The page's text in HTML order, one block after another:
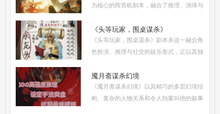
为核心的阵营机制本，融合了推理、演绎与
是新手还是老玩家，都能在这场充满诡谲风
云的宴会中
《头等玩家，围桌谋杀》
《头等玩家，围桌谋杀》剧本杀这一融合角
色扮演、推理与社交的娱乐形式，正以其独
现代人。然而，从新手到头等玩家的蜕变，
需要掌握一
魇月斋谋杀幻境
《魇月斋谋杀幻境》以其精巧的多层幻境结
构、复杂的人物关系和令人拍案叫绝的叙事